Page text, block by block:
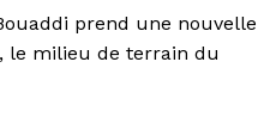
prend une nouvelle
le milieu de terrain du